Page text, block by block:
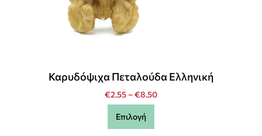
Καρυδόψιχα Πεταλούδα Ελληνική
€2.55–€8.50
Επιλογή